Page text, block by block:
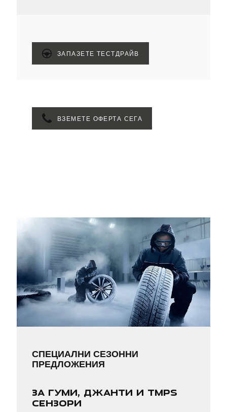
ЗАПАЗЕТЕ ТЕСТДРАЙВ
ВЗЕМЕТЕ ОФЕРТА СЕГА
СПЕЦИАЛНИ СЕЗОННИ
ПРЕДЛОЖЕНИЯ
ЗА ГУМИ, ДЖАНТИ И TMPS
СЕНЗОРИ